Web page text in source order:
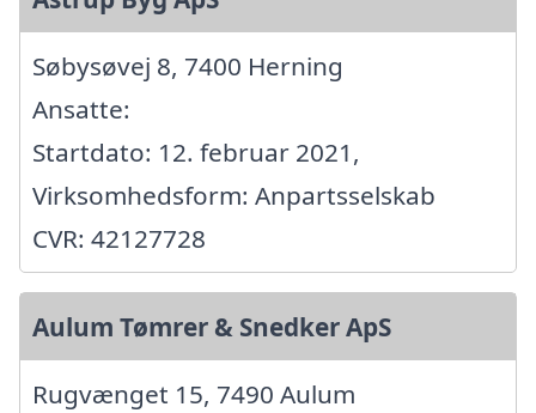
Søbysøvej 8, 7400 Herning
Ansatte:
Startdato: 12. februar 2021,
Virksomhedsform: Anpartsselskab
CVR: 42127728
Aulum Tømrer & Snedker ApS
Rugvænget 15, 7490 Aulum